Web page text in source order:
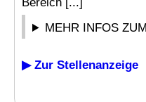
MEHR INFOS
▶ Zur Stellenanzeige